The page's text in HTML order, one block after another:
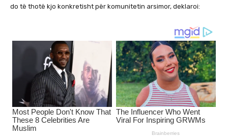
do të thotë kjo konkretisht për komunitetin arsimor, deklaroi: